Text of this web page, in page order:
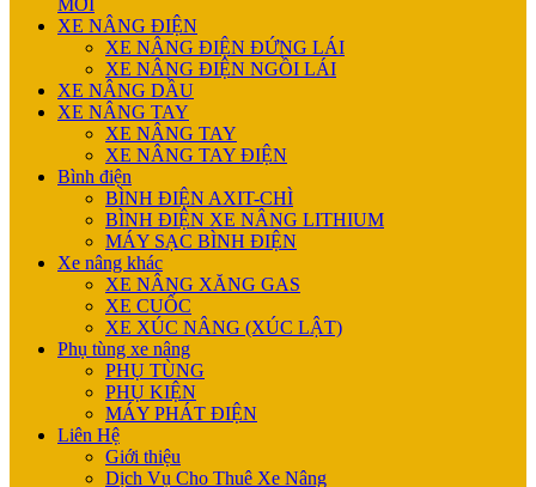
MỚI
XE NÂNG ĐIỆN
XE NÂNG ĐIỆN ĐỨNG LÁI
XE NÂNG ĐIỆN NGỒI LÁI
XE NÂNG DẦU
XE NÂNG TAY
XE NÂNG TAY
XE NÂNG TAY ĐIỆN
Bình điện
BÌNH ĐIỆN AXIT-CHÌ
BÌNH ĐIỆN XE NÂNG LITHIUM
MÁY SẠC BÌNH ĐIỆN
Xe nâng khác
XE NÂNG XĂNG GAS
XE CUỐC
XE XÚC NÂNG (XÚC LẬT)
Phụ tùng xe nâng
PHỤ TÙNG
PHỤ KIỆN
MÁY PHÁT ĐIỆN
Liên Hệ
Giới thiệu
Dịch Vụ Cho Thuê Xe Nâng